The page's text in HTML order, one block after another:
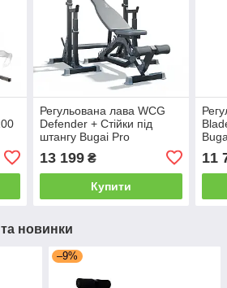
Регульована лава WCG
Defender + Стійки під
штангу Bugai Pro
13 199₴
Купити
11
та новинки
–9%